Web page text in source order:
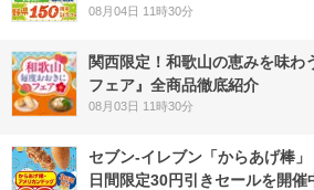
08月04日 11時30分
関西限定！和歌山の恵みを味わ
フェア』全商品徹底紹介
08月03日 11時30分
セブン‐イレブン「からあげ棒
日間限定30円引きセールを開催